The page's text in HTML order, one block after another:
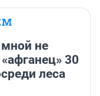
не
30
леса